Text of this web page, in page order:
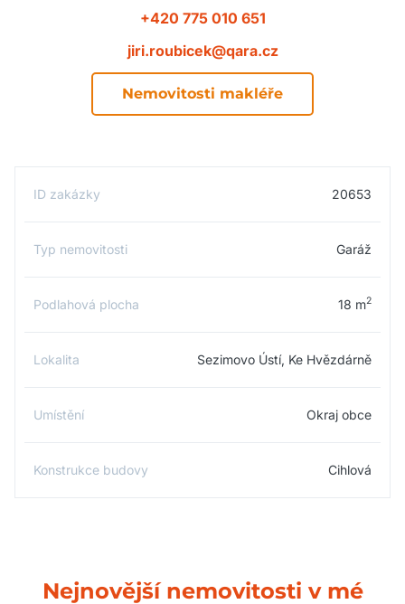
+420 775 010 651
jiri.roubicek@qara.cz
Nemovitosti makléře
ID zakázky 20653
Typ nemovitosti Garáž
Podlahová plocha 18 m2
Lokalita Sezimovo Ústí, Ke Hvězdárně
Umístění Okraj obce
Konstrukce budovy Cihlová
Nejnovější nemovitosti v mé